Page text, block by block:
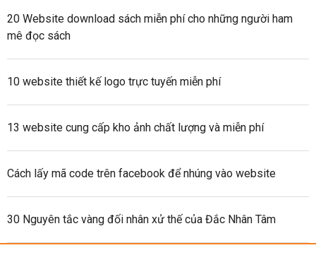
20 Website download sách miễn phí cho những người ham
mê đọc sách
10 website thiết kế logo trực tuyến miễn phí
13 website cung cấp kho ảnh chất lượng và miễn phí
Cách lấy mã code trên facebook để nhúng vào website
30 Nguyên tắc vàng đối nhân xử thế của Đắc Nhân Tâm